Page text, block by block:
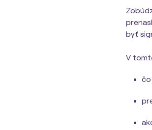
byť
V
čo